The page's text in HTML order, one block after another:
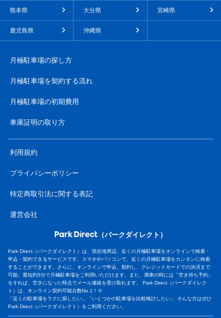
熊本県 大分県 宮崎県
鹿児島県 沖縄県
月極駐車場の探し方
月極駐車場を契約する流れ
月極駐車場の初期費用
車庫証明の取り方
利用規約
プライバシーポリシー
特定商取引法に関する表記
運営会社
（パークダイレクト）
Park Direct（パークダイレクト）は、現在地周辺、近くの月極駐車場をオンラインで検索・
申込・契約できるサービスです。スマホやパソコンで、近くの月極駐車場をカンタンに検索
することができます。さらに、オンラインで申込、契約し、クレジットカードでの決済まで
可能。最短約5分で月極駐車場をご利用いただけます。また、満車の時には「空き待ち予約」
をすれば、空きになった時点でメール連絡を受け取れます。 Park Direct（パークダイレク
ト）は、オンライン契約可能台数No.1！※
「近くの駐車場をラクに探したい」「いくつかの駐車場を比較検討したい」 そんな方はぜひ
Park Direct（パークダイレクト）をご利用ください。